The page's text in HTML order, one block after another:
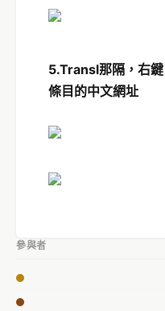
5.Transl那隔，右
條目的中文網址
參與者